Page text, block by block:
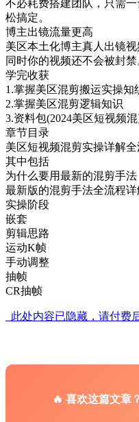
不必耗费搭建团队，只需
松搞定。
博主出镜流量更高
美区本土化博主真人出镜
同时你的视频还不会被封禁
学完收获
1.掌握美区混剪搬运实操知
2.掌握美区混剪逻辑知识
3.资料包(2024美区短视频
章节目录
美区短视频混剪实操详解全
其中包括
为什么要用最新的混剪手法
最新版的混剪手法全流程详
实操阶段
嵌套
剪辑思路
运动K帧
手动调整
抽帧
CR抽帧
此处内容已隐藏，请付费
🔥 喜欢这篇文章